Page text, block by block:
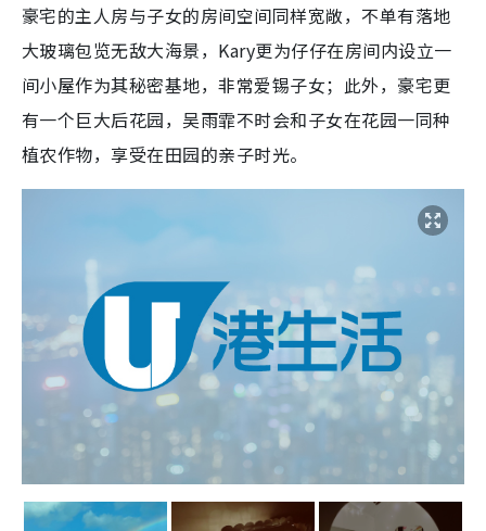
豪宅的主人房与子女的房间空间同样宽敞，不单有落地
大玻璃包览无敌大海景，Kary更为仔仔在房间内设立一
间小屋作为其秘密基地，非常爱锡子女；此外，豪宅更
有一个巨大后花园，吴雨霏不时会和子女在花园一同种
植农作物，享受在田园的亲子时光。